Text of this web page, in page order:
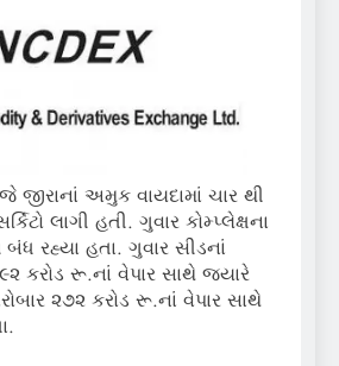
જીરાનાં અમુક વાયદામાં ચાર થી
લાગી હતી. ગુવાર કોમ્પ્લેક્ષના
રહ્યા હતા. ગુવાર સીડનાં
કરોડ રૂ.નાં વેપાર સાથે જ્યારે
૨૭૨ કરોડ રૂ.નાં વેપાર સાથે